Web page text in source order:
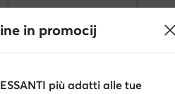
in promocij
più adatti alle tue